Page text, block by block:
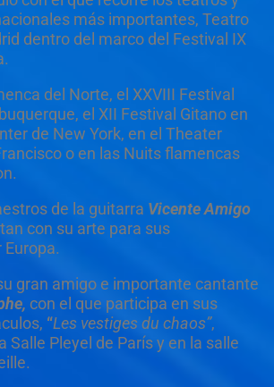
más importantes, Teatro
dentro del marco del Festival IX
del Norte, el XXVIII Festival
el XII Festival Gitano en
de New York, en el Theater
o en las Nuits flamencas
de la guitarra Vicente Amigo
con su arte para sus
gran amigo e importante cantante
con el que participa en sus
“Les vestiges du chaos”,
Salle Pleyel de París y en la salle